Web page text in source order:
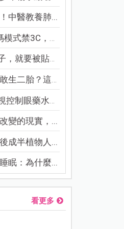
中醫教養肺...
禁3C，看...
就要被貼「...
二胎？這8...
制眼藥水納...
變的現實，...
成半植物人...
眠：為什麼...
看更多